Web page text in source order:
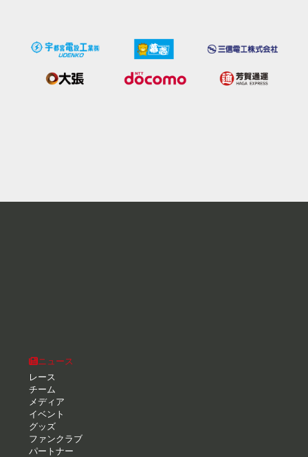
ニュース
レース
チーム
メディア
イベント
グッズ
ファンクラブ
パートナー